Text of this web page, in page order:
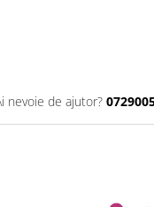
nevoie de ajutor?